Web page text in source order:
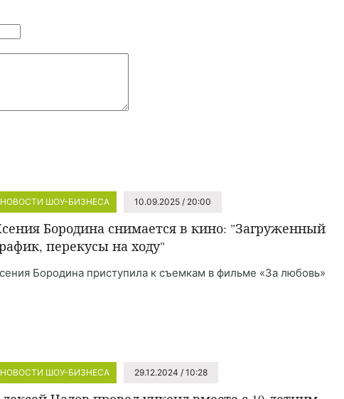
НОВОСТИ ШОУ-БИЗНЕСА 10.09.2025 / 20:00
Бородина снимается в кино: "Загруженный
перекусы на ходу"
Бородина приступила к съемкам в фильме «За любовь»
НОВОСТИ ШОУ-БИЗНЕСА 29.12.2024 / 10:28